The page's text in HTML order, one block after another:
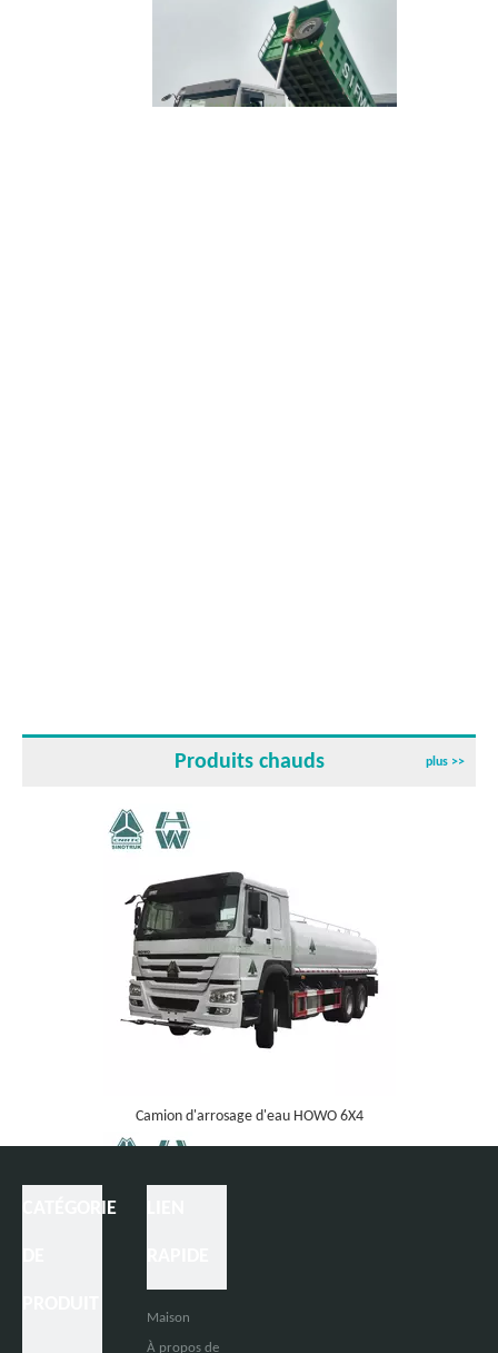
Produits chauds plus >>
Camion d'arrosage d'eau HOWO 6X4
CATÉGORIE
Maison
À propos de